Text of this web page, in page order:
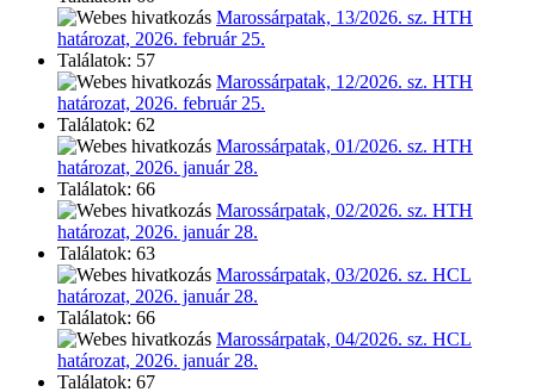
Marossárpatak, 13/2026. sz. HTH
határozat, 2026. február 25.
Találatok: 57
Marossárpatak, 12/2026. sz. HTH
határozat, 2026. február 25.
Találatok: 62
Marossárpatak, 01/2026. sz. HTH
határozat, 2026. január 28.
Találatok: 66
Marossárpatak, 02/2026. sz. HTH
határozat, 2026. január 28.
Találatok: 63
Marossárpatak, 03/2026. sz. HCL
határozat, 2026. január 28.
Találatok: 66
Marossárpatak, 04/2026. sz. HCL
határozat, 2026. január 28.
Találatok: 67